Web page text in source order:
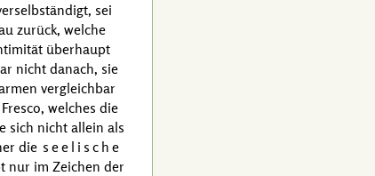
sei
zurück, welche
überhaupt
nicht danach, sie
vergleichbar
welches die
sich nicht allein als
die seelische
nur im Zeichen der